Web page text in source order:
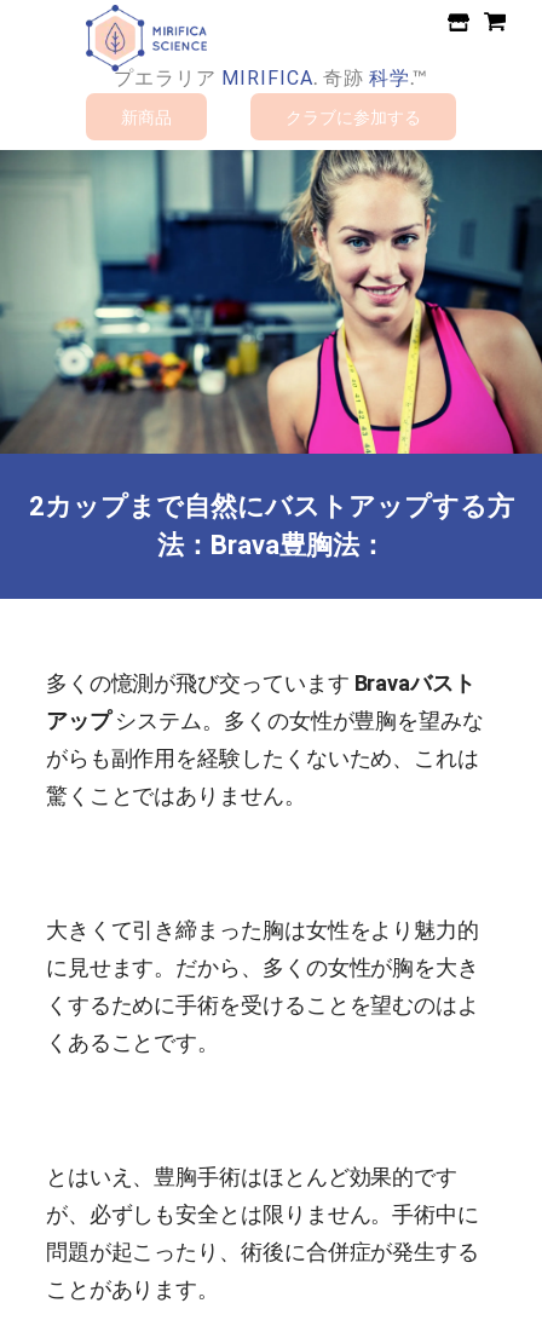
に
す
プエラリア MIRIFICA 奇跡 科学 .™
新商品
クラブに参加する
2カップまで自然にバストアップする方
法：Brava豊胸法：
多くの憶測が飛び交っています Bravaバスト
アップシステム。多くの女性が豊胸を望みな
がらも副作用を経験したくないため、これは
驚くことではありません。
大きくて引き締まった胸は女性をより魅力的
に見せます。だから、多くの女性が胸を大き
くするために手術を受けることを望むのはよ
くあることです。
とはいえ、豊胸手術はほとんど効果的です
が、必ずしも安全とは限りません。手術中に
問題が起こったり、術後に合併症が発生する
ことがあります。